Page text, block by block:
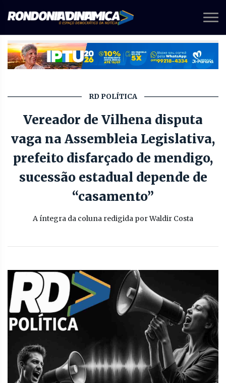
RD POLÍTICA
Vereador de Vilhena disputa
vaga na Assembleia Legislativa,
prefeito disfarçado de mendigo,
sucessão estadual depende de
“casamento”
A íntegra da coluna redigida por Waldir Costa